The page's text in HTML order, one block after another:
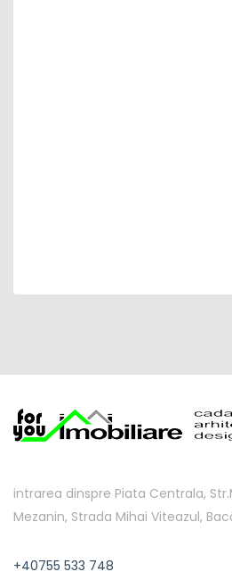
intrarea dinspre Piata Centrala,
Mezanin, Strada Mihai Viteazul,
+40755 533 748